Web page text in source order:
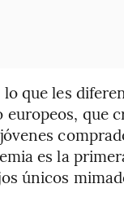
que les
europeos,
es la
únicos